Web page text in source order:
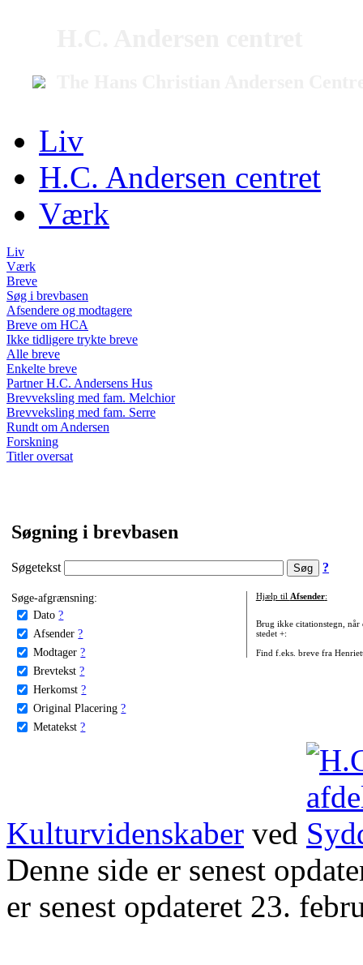
Liv
H.C. Andersen centret
Værk
Liv
Værk
Breve
Søg i brevbasen
Afsendere og modtagere
Breve om HCA
Ikke tidligere trykte breve
Alle breve
Enkelte breve
Partner H.C. Andersens Hus
Brevveksling med fam. Melchior
Brevveksling med fam. Serre
Rundt om Andersen
Forskning
Titler oversat
Søgning i brevbasen
Søgetekst ?
Søge-afgrænsning:
Dato ?
Afsender ?
Modtager ?
Brevtekst ?
Herkomst ?
Original Placering ?
Metatekst ?
Hjælp til Afsender:
Brug ikke citationstegn, når
stedet +:
Find f.eks. breve fra
Kulturvidenskaber ved
Denne side er senest
er senest opdateret 23.